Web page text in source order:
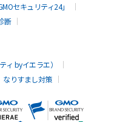
セキュリティ24」
断
ィ byイエラエ）
なりすまし対策